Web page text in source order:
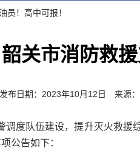
员！高中可报！
韶关市消防救
发布日期：2023年10月12日 来源
调度队伍建设，提升灭火救
公告如下：